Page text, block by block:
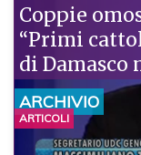
Coppie
“Primi
di Damasco
ad
ARCHIVIO
ARTICOLI